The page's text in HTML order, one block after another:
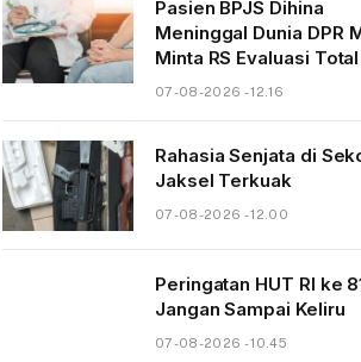
Pasien BPJS Dihina
Meninggal Dunia DPR
Minta RS Evaluasi Total
07-08-2026 - 12.16
Rahasia Senjata di
Jaksel Terkuak
07-08-2026 - 12.00
Peringatan HUT RI ke
Jangan Sampai Keliru
07-08-2026 - 10.45